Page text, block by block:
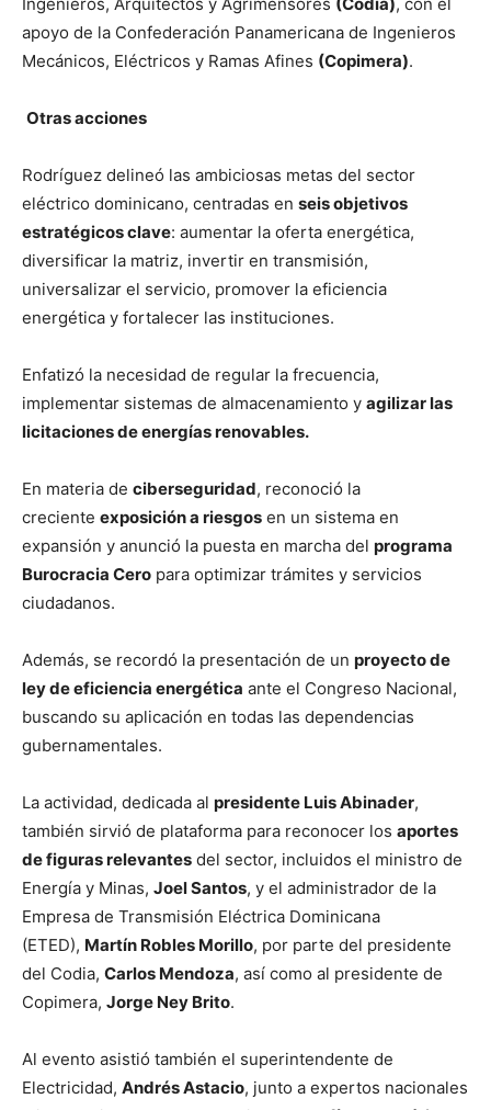
apoyo de la Confederación Panamericana de Ingenieros
Mecánicos, Eléctricos y Ramas Afines (Copimera).
Otras acciones
Rodríguez delineó las ambiciosas metas del sector
eléctrico dominicano, centradas en seis objetivos
estratégicos clave: aumentar la oferta energética,
diversificar la matriz, invertir en transmisión,
universalizar el servicio, promover la eficiencia
energética y fortalecer las instituciones.
Enfatizó la necesidad de regular la frecuencia,
implementar sistemas de almacenamiento y agilizar las
licitaciones de energías renovables.
En materia de ciberseguridad, reconoció la
creciente exposición a riesgos en un sistema en
expansión y anunció la puesta en marcha del programa
Burocracia Cero para optimizar trámites y servicios
ciudadanos.
Además, se recordó la presentación de un proyecto de
ley de eficiencia energética ante el Congreso Nacional,
buscando su aplicación en todas las dependencias
gubernamentales.
La actividad, dedicada al presidente Luis Abinader,
también sirvió de plataforma para reconocer los aportes
de figuras relevantes del sector, incluidos el ministro de
Energía y Minas, Joel Santos, y el administrador de la
Empresa de Transmisión Eléctrica Dominicana
(ETED), Martín Robles Morillo, por parte del presidente
del Codia, Carlos Mendoza, así como al presidente de
Copimera, Jorge Ney Brito.
Al evento asistió también el superintendente de
Electricidad, Andrés Astacio, junto a expertos nacionales